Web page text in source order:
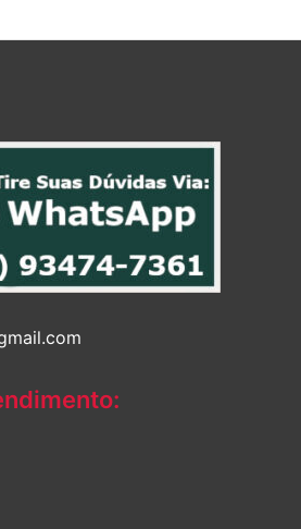
R$188,79.R$137,66.